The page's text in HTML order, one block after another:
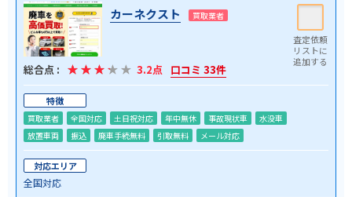
カーネクスト 買取業者
総合点 : 3.2点 口コミ 33件
特徴
買取業者 全国対応 土日祝対応 年中無休 事故現状車
水没車
放置車両
振込 廃車手続無料 引取無料 メール対応
対応エリア
全国対応